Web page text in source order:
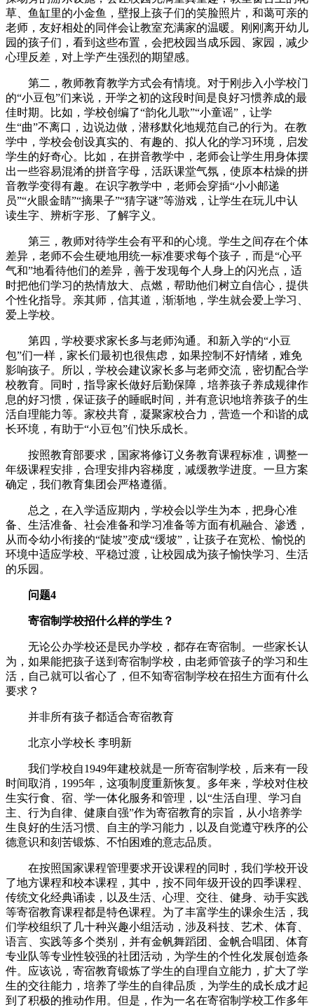
草、鱼缸里的小金鱼，壁报上孩子们的笑脸照片，和蔼可亲的
老师，友好相处的同伴会让教室充满家的温暖。刚刚离开幼儿
园的孩子们，看到这些布置，会把校园当成乐园、家园，减少
心理反差，对上学产生强烈的期望感。
第二，教师教育教学方式会有情境。对于刚步入小学校门
的“小豆包”们来说，开学之初的这段时间是良好习惯养成的最
佳时期。比如，学校创编了“韵化儿歌”“小童谣”，让学
生“曲”不离口，边说边做，潜移默化地规范自己的行为。在教
学中，学校会创设真实的、有趣的、拟人化的学习环境，启发
学生的好奇心。比如，在拼音教学中，老师会让学生用身体摆
出一些容易混淆的拼音字母，活跃课堂气氛，使原本枯燥的拼
音教学变得有趣。在识字教学中，老师会穿插“小小邮递
员”“火眼金睛”“摘果子”“猜字谜”等游戏，让学生在玩儿中认
读生字、辨析字形、了解字义。
第三，教师对待学生会有平和的心境。学生之间存在个体
差异，老师不会生硬地用统一标准要求每个孩子，而是“心平
气和”地看待他们的差异，善于发现每个人身上的闪光点，适
时把他们学习的热情放大、点燃，帮助他们树立自信心，提供
个性化指导。亲其师，信其道，渐渐地，学生就会爱上学习、
爱上学校。
第四，学校要求家长多与老师沟通。和新入学的“小豆
包”们一样，家长们最初也很焦虑，如果控制不好情绪，难免
影响孩子。所以，学校会建议家长多与老师交流，密切配合学
校教育。同时，指导家长做好后勤保障，培养孩子养成规律作
息的好习惯，保证孩子的睡眠时间，并有意识地培养孩子的生
活自理能力等。家校共育，凝聚家校合力，营造一个和谐的成
长环境，有助于“小豆包”们快乐成长。
按照教育部要求，国家将修订义务教育课程标准，调整一
年级课程安排，合理安排内容梯度，减缓教学进度。一旦方案
确定，我们教育集团会严格遵循。
总之，在入学适应期内，学校会以学生为本，把身心准
备、生活准备、社会准备和学习准备等方面有机融合、渗透，
从而令幼小衔接的“陡坡”变成“缓坡”，让孩子在宽松、愉悦的
环境中适应学校、平稳过渡，让校园成为孩子愉快学习、生活
的乐园。
问题4
寄宿制学校招什么样的学生？
无论公办学校还是民办学校，都存在寄宿制。一些家长认
为，如果能把孩子送到寄宿制学校，由老师管孩子的学习和生
活，自己就可以省心了，但不知寄宿制学校在招生方面有什么
要求？
并非所有孩子都适合寄宿教育
北京小学校长 李明新
我们学校自1949年建校就是一所寄宿制学校，后来有一段
时间取消，1995年，这项制度重新恢复。多年来，学校对住校
生实行食、宿、学一体化服务和管理，以“生活自理、学习自
主、行为自律、健康自强”作为寄宿教育的宗旨，从小培养学
生良好的生活习惯、自主的学习能力，以及自觉遵守秩序的公
德意识和刻苦锻炼、不怕困难的意志品质。
在按照国家课程管理要求开设课程的同时，我们学校开设
了地方课程和校本课程，其中，按不同年级开设的四季课程、
传统文化经典诵读，以及生活、心理、交往、健身、动手实践
等寄宿教育课程都是特色课程。为了丰富学生的课余生活，我
们学校组织了几十种兴趣小组活动，涉及科技、艺术、体育、
语言、实践等多个类别，并有金帆舞蹈团、金帆合唱团、体育
专业队等专业性较强的社团活动，为学生的个性化发展创造条
件。应该说，寄宿教育锻炼了学生的自理自立能力，扩大了学
生的交往能力，培养了学生的自律品质，为学生的成长成才起
到了积极的推动作用。但是，作为一名在寄宿制学校工作多年